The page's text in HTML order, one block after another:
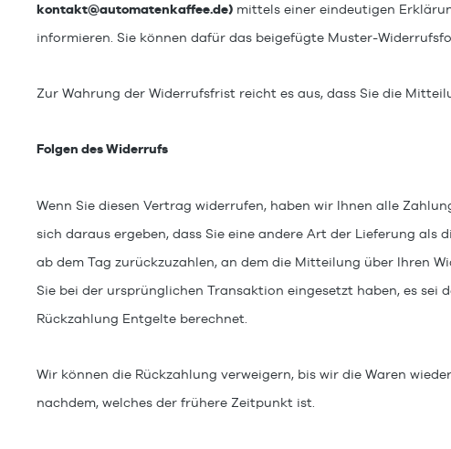
kontakt@automatenkaffee.de) mittels einer eindeutigen
informieren. Sie können dafür das beigefügte Muster-
Zur Wahrung der Widerrufsfrist reicht es aus, dass Sie die
Folgen des Widerrufs
Wenn Sie diesen Vertrag widerrufen, haben wir Ihnen alle
sich daraus ergeben, dass Sie eine andere Art der Lieferung
ab dem Tag zurückzuzahlen, an dem die Mitteilung über Ihren
Sie bei der ursprünglichen Transaktion eingesetzt haben, es sei
Rückzahlung Entgelte berechnet.
Wir können die Rückzahlung verweigern, bis wir die Waren
nachdem, welches der frühere Zeitpunkt ist.